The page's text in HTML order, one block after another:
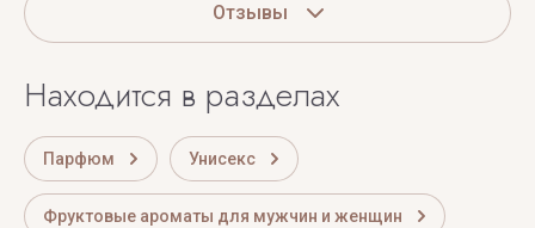
Отзывы
Находится в разделах
Парфюм Унисекс
Фруктовые ароматы для мужчин и женщин